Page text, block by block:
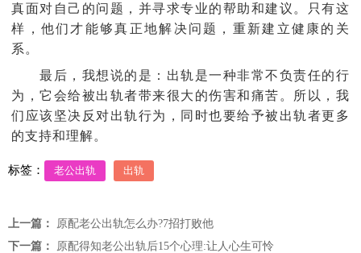
真面对自己的问题，并寻求专业的帮助和建议。只有这
样，他们才能够真正地解决问题，重新建立健康的关
系。
最后，我想说的是：出轨是一种非常不负责任的行
为，它会给被出轨者带来很大的伤害和痛苦。所以，我
们应该坚决反对出轨行为，同时也要给予被出轨者更多
的支持和理解。
标签： 老公出轨 出轨
上一篇：
原配老公出轨怎么办?7招打败他
下一篇：
原配得知老公出轨后15个心理:让人心生可怜